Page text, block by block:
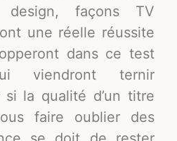
design, façons TV
une réelle réussite
dans ce test
viendront ternir
si la qualité d’un titre
faire oublier des